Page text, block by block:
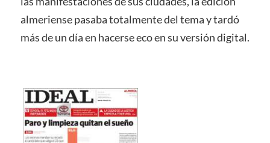
almeriense pasaba totalmente del tema y tardó
más de un día en hacerse eco en su versión digital.